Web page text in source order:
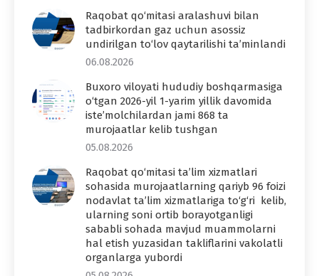
Raqobat qo‘mitasi aralashuvi bilan
tadbirkordan gaz uchun asossiz
undirilgan to‘lov qaytarilishi ta’minlandi
06.08.2026
Buxoro viloyati hududiy boshqarmasiga
o‘tgan 2026-yil 1-yarim yillik davomida
iste’molchilardan jami 868 ta
murojaatlar kelib tushgan
05.08.2026
Raqobat qo‘mitasi ta’lim xizmatlari
sohasida murojaatlarning qariyb 96 foizi
nodavlat ta’lim xizmatlariga to‘g‘ri kelib,
ularning soni ortib borayotganligi
sababli sohada mavjud muammolarni
hal etish yuzasidan takliflarini vakolatli
organlarga yubordi